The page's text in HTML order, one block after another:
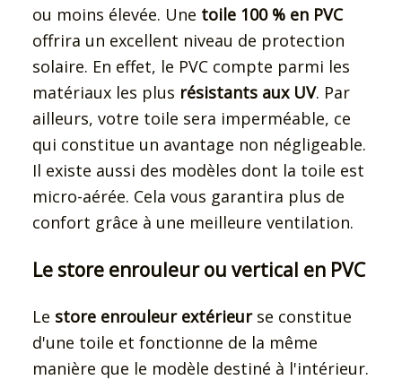
ou moins élevée. Une toile 100 % en PVC
offrira un excellent niveau de protection
solaire. En effet, le PVC compte parmi les
matériaux les plus résistants aux UV. Par
ailleurs, votre toile sera imperméable, ce
qui constitue un avantage non négligeable.
Il existe aussi des modèles dont la toile est
micro-aérée. Cela vous garantira plus de
confort grâce à une meilleure ventilation.
Le store enrouleur ou vertical en PVC
Le store enrouleur extérieurse constitue
d'une toile et fonctionne de la même
manière que le modèle destiné à l'intérieur.